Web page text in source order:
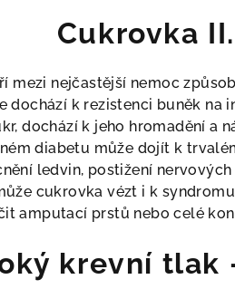
Cukrovka
mezi nejčastější nemoc
dochází k rezistenci buněk na
dochází k jeho hromadění a
diabetu může dojít k
ledvin, postižení
cukrovka vézt i k
amputací prstů nebo celé
krevní tlak